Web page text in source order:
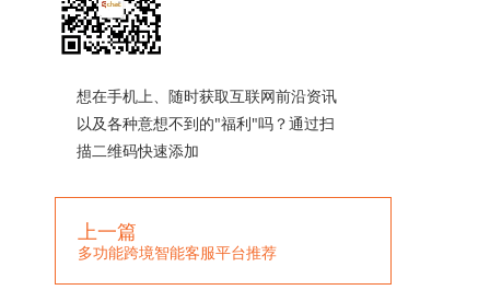
想在手机上、随时获取互联网前沿资讯
以及各种意想不到的"福利"吗？通过扫
描二维码快速添加
上一篇
多功能跨境智能客服平台推荐